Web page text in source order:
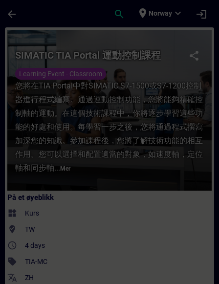
arrow_back search place Norway expand_more login
Kurs - SIMATIC TIA Portal 運動控制課
share
SIMATIC TIA Portal 運動控制課程
Learning Event - Classroom
您將在TIA Portal中對SIMATIC S7-1500或S7-1200控制
器進行程式編寫。通過運動控制功能，您將能夠精確控
制軸的運動。在這個技術課程中，你將逐步學習這些功
能的好處和使用。每學習一步之後，您將通過程式撰寫
加深您的知識。參加課程後，您將了解技術功能的相互
作用。您可以選擇和配置適當的對象，如速度軸，定位
軸和同步軸... Mer
På et øyeblikk
widgets Kurs
where_to_vote TW
access_time 4 days
sell TIA-MC
translate ZH